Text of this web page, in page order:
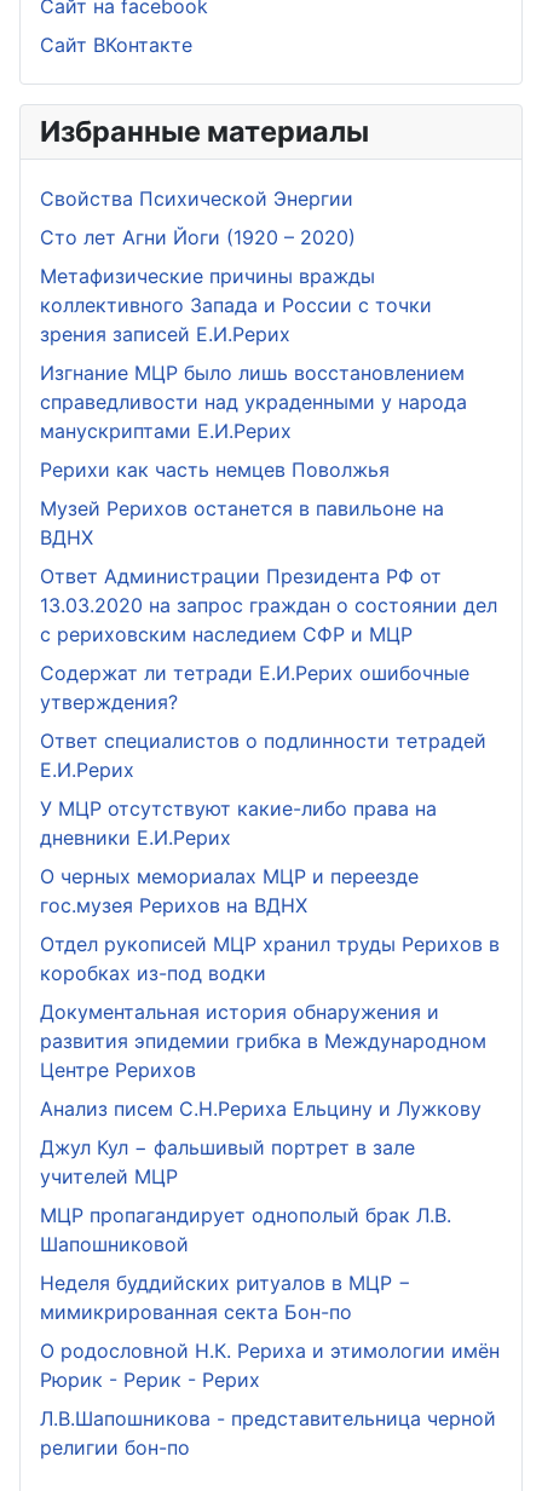
Сайт на facebook
Сайт ВКонтакте
Избранные материалы
Свойства Психической Энергии
Сто лет Агни Йоги (1920 – 2020)
Метафизические причины вражды
коллективного Запада и России с точки
зрения записей Е.И.Рерих
Изгнание МЦР было лишь восстановлением
справедливости над украденными у народа
манускриптами Е.И.Рерих
Рерихи как часть немцев Поволжья
Музей Рерихов останется в павильоне на
ВДНХ
Ответ Администрации Президента РФ от
13.03.2020 на запрос граждан о состоянии дел
с рериховским наследием СФР и МЦР
Содержат ли тетради Е.И.Рерих ошибочные
утверждения?
Ответ специалистов о подлинности тетрадей
Е.И.Рерих
У МЦР отсутствуют какие-либо права на
дневники Е.И.Рерих
О черных мемориалах МЦР и переезде
гос.музея Рерихов на ВДНХ
Отдел рукописей МЦР хранил труды Рерихов в
коробках из-под водки
Документальная история обнаружения и
развития эпидемии грибка в Международном
Центре Рерихов
Анализ писем С.Н.Рериха Ельцину и Лужкову
Джул Кул − фальшивый портрет в зале
учителей МЦР
МЦР пропагандирует однополый брак Л.В.
Шапошниковой
Неделя буддийских ритуалов в МЦР −
мимикрированная секта Бон-по
О родословной Н.К. Рериха и этимологии имён
Рюрик - Рерик - Рерих
Л.В.Шапошникова - представительница черной
религии бон-по